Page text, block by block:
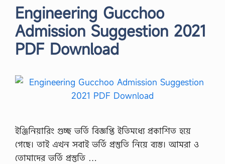
Engineering Gucchoo
Admission Suggestion 2021
PDF Download
ইঞ্জিনিয়ারিং গুচ্ছ ভর্তি বিজ্ঞপ্তি ইতিমধ্যে প্রকাশিত হয়ে
গেছে। তাই এখন সবাই ভর্তি প্রস্তুতি নিয়ে ব্যস্ত। আমরা ও
তোমাদের ভর্তি প্রস্তুতি …